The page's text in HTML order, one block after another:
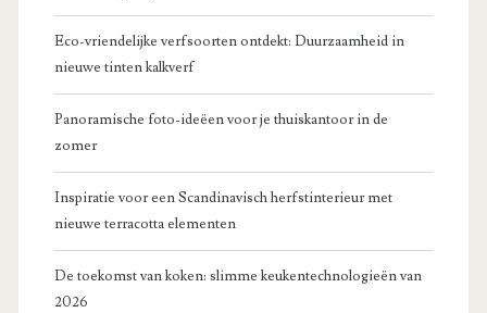
Eco-vriendelijke verfsoorten ontdekt: Duurzaamheid in
nieuwe tinten kalkverf
Panoramische foto-ideëen voor je thuiskantoor in de
zomer
Inspiratie voor een Scandinavisch herfstinterieur met
nieuwe terracotta elementen
De toekomst van koken: slimme keukentechnologieën van
2026